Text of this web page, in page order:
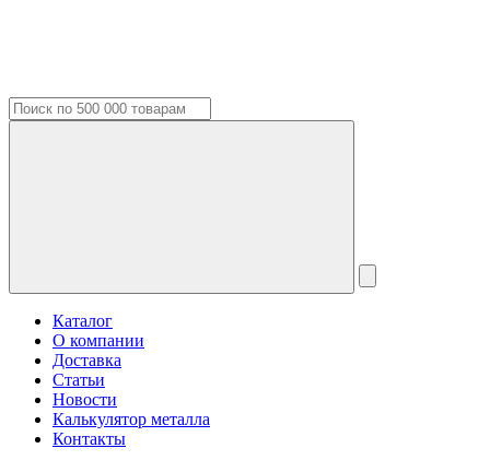
Каталог
О компании
Доставка
Статьи
Новости
Калькулятор металла
Контакты